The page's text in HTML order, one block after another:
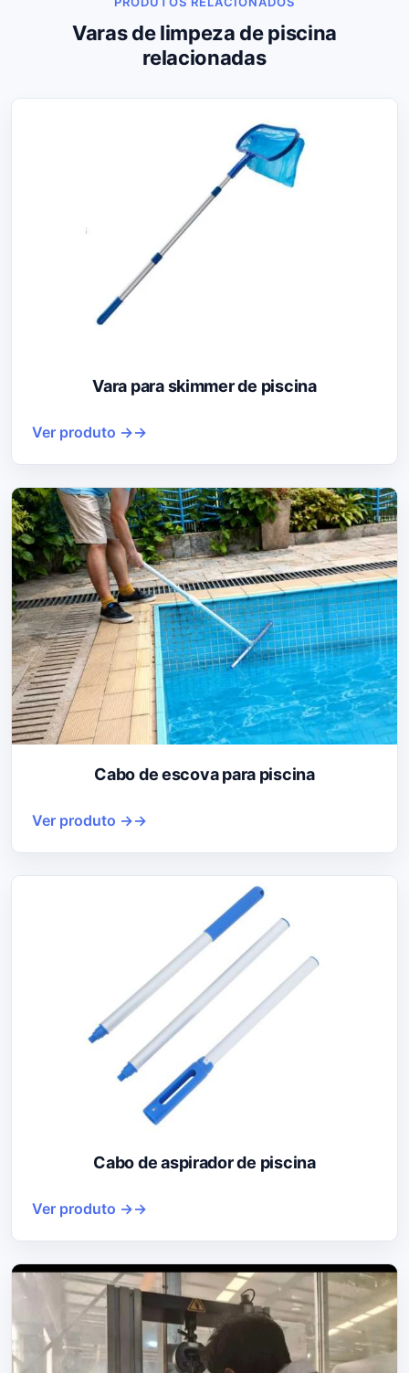
Varas de limpeza de piscina
relacionadas
Vara para skimmer de piscina
Ver produto →
Cabo de escova para piscina
Ver produto →
Cabo de aspirador de piscina
Ver produto →